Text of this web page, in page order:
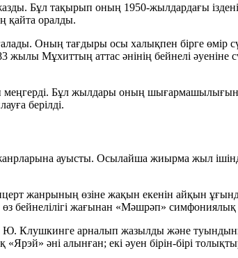
Бұл тақырып оның 1950-жылдардағы
қайта оралды.
Оның тағдыры осы халықпен бірге өмір
жылы Мұхиттың аттас әнінің бейнелі әуеніне
меңгерді. Бұл жылдары оның
берілді.
ауысты. Осылайша жиырма жыл ішінде
жанрының өзіне жақын екенін айқын
бейнелілігі жағынан «Мәшрәп» симфониялық
Ю. Клушкинге арналып жазылды және
«Ярэй» әні алынған; екі әуен бірін-бірі